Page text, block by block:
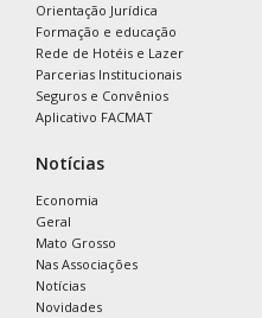
Orientação Jurídica
Formação e educação
Rede de Hotéis e Lazer
Parcerias Institucionais
Seguros e Convênios
Aplicativo FACMAT
Notícias
Economia
Geral
Mato Grosso
Nas Associações
Notícias
Novidades